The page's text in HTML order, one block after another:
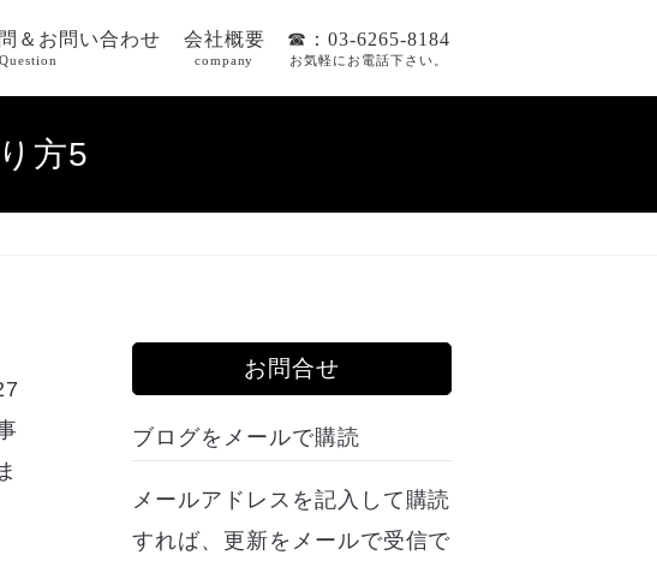
＆お問い合わせ
Question
会社概要
company
☎：03-6265-8184
お気軽にお電話下さい。
方5
お問合せ
ブログをメールで購読
メールアドレスを記入して購読
すれば、更新をメールで受信で